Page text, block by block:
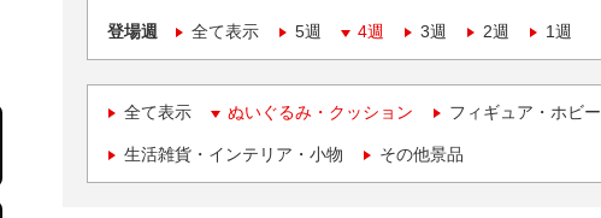
登場週 全て表示 5週 4週 3週 2週 1週
全て表示 ぬいぐるみ・クッション フィギュア・ホビー
生活雑貨・インテリア・小物 その他景品